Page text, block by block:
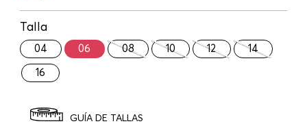
Talla
04 06 08 10 12 14
16
GUÍA DE TALLAS